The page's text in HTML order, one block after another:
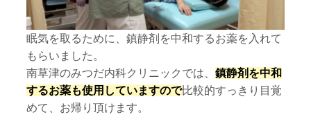
眠気を取るために、鎮静剤を中和するお薬を入れて
もらいました。
南草津のみつだ内科クリニックでは、鎮静剤を中和
するお薬も使用していますので比較的すっきり目覚
めて、お帰り頂けます。